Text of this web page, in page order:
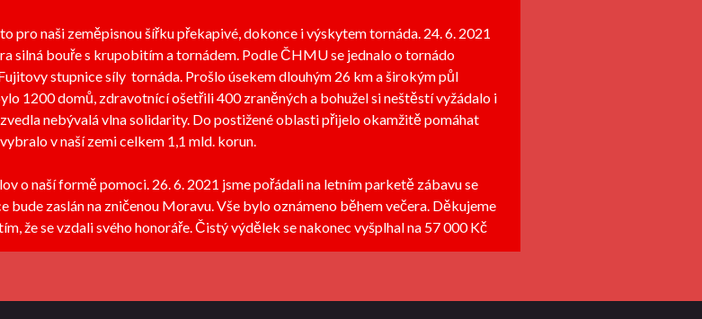
pro naši zeměpisnou šířku překapivé, dokonce i výskytem tornáda. 24. 6. 2021
silná bouře s krupobitím a tornádem. Podle ČHMU se jednalo o tornádo
stupnice síly tornáda. Prošlo úsekem dlouhým 26 km a širokým půl
1200 domů, zdravotnící ošetřili 400 zraněných a bohužel si neštěstí vyžádalo i
nebývalá vlna solidarity. Do postižené oblasti přijelo okamžitě pomáhat
v naší zemi celkem 1,1 mld. korun.
o naší formě pomoci. 26. 6. 2021 jsme pořádali na letním parketě zábavu se
bude zaslán na zničenou Moravu. Vše bylo oznámeno během večera. Děkujeme
že se vzdali svého honoráře. Čistý výdělek se nakonec vyšplhal na 57 000 Kč